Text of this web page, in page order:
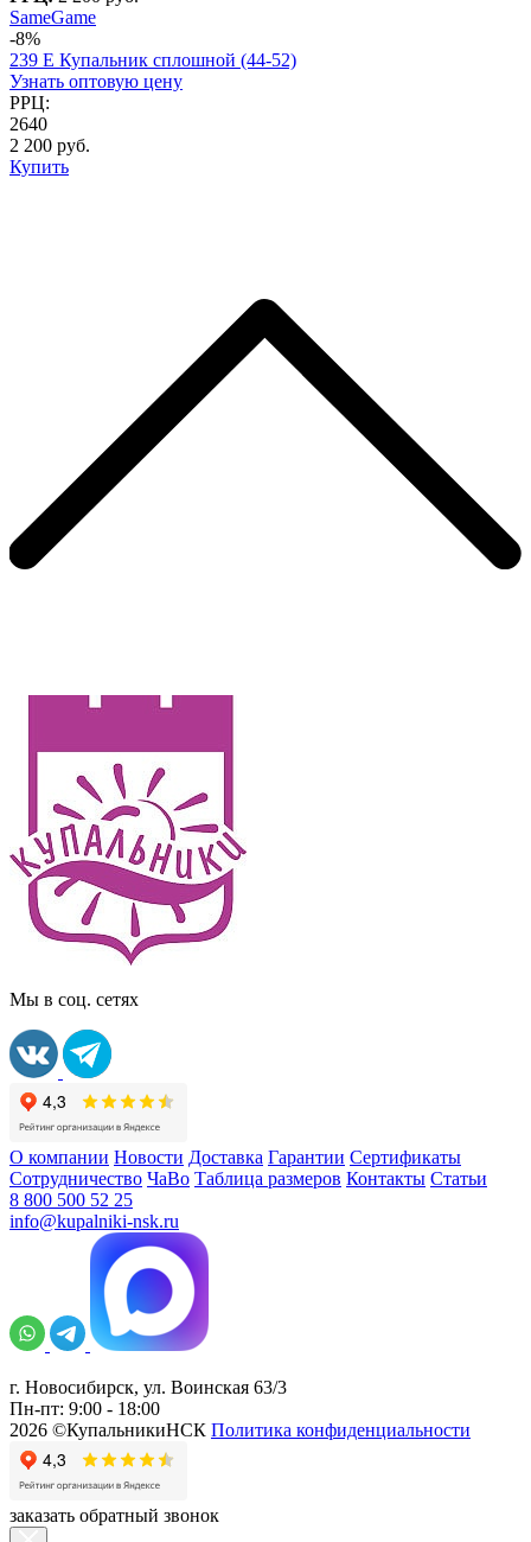
SameGame
-8%
239 E Купальник сплошной (44-52)
Узнать оптовую цену
РРЦ:
2640
2 200 руб.
Купить
Мы в соц. сетях
О компании Новости Доставка Гарантии Сертификаты
Сотрудничество ЧаВо Таблица размеров Контакты Статьи
8 800 500 52 25
info@kupalniki-nsk.ru
г. Новосибирск, ул. Воинская 63/3
Пн-пт: 9:00 - 18:00
2026 ©КупальникиНСК Политика конфиденциальности
заказать обратный звонок